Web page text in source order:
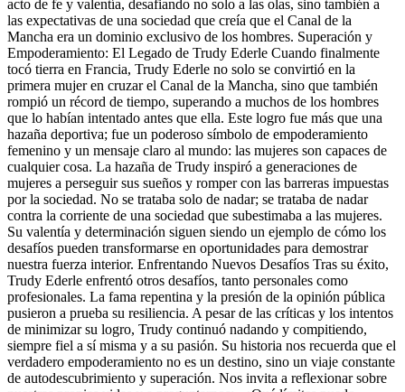
acto de fe y valentía, desafiando no solo a las olas, sino también a
las expectativas de una sociedad que creía que el Canal de la
Mancha era un dominio exclusivo de los hombres. Superación y
Empoderamiento: El Legado de Trudy Ederle Cuando finalmente
tocó tierra en Francia, Trudy Ederle no solo se convirtió en la
primera mujer en cruzar el Canal de la Mancha, sino que también
rompió un récord de tiempo, superando a muchos de los hombres
que lo habían intentado antes que ella. Este logro fue más que una
hazaña deportiva; fue un poderoso símbolo de empoderamiento
femenino y un mensaje claro al mundo: las mujeres son capaces de
cualquier cosa. La hazaña de Trudy inspiró a generaciones de
mujeres a perseguir sus sueños y romper con las barreras impuestas
por la sociedad. No se trataba solo de nadar; se trataba de nadar
contra la corriente de una sociedad que subestimaba a las mujeres.
Su valentía y determinación siguen siendo un ejemplo de cómo los
desafíos pueden transformarse en oportunidades para demostrar
nuestra fuerza interior. Enfrentando Nuevos Desafíos Tras su éxito,
Trudy Ederle enfrentó otros desafíos, tanto personales como
profesionales. La fama repentina y la presión de la opinión pública
pusieron a prueba su resiliencia. A pesar de las críticas y los intentos
de minimizar su logro, Trudy continuó nadando y compitiendo,
siempre fiel a sí misma y a su pasión. Su historia nos recuerda que el
verdadero empoderamiento no es un destino, sino un viaje constante
de autodescubrimiento y superación. Nos invita a reflexionar sobre